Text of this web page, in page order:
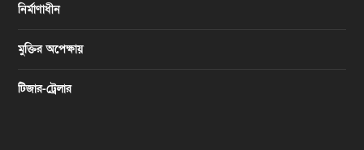
নির্মাণাধীন
মুক্তির অপেক্ষায়
টিজার-ট্রেলার